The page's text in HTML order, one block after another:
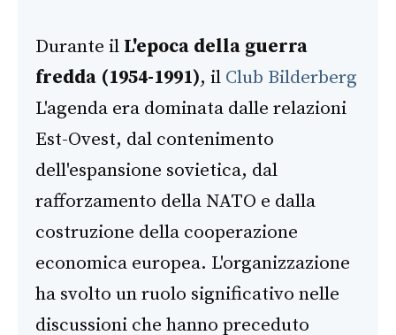
Durante il L'epoca della guerra
fredda (1954-1991), il Club Bilderberg
L'agenda era dominata dalle relazioni
Est-Ovest, dal contenimento
dell'espansione sovietica, dal
rafforzamento della NATO e dalla
costruzione della cooperazione
economica europea. L'organizzazione
ha svolto un ruolo significativo nelle
discussioni che hanno preceduto